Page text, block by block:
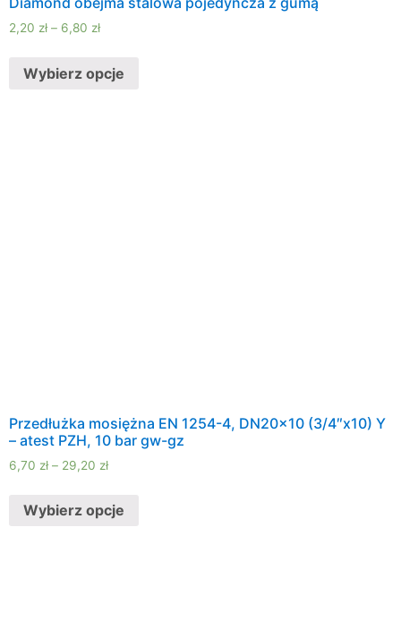
2,20 zł – 6,80 zł
Wybierz opcje
Przedłużka mosiężna EN 1254-4, DN20x10 (3/4″x10) Y
– atest PZH, 10 bar gw-gz
6,70 zł – 29,20 zł
Wybierz opcje